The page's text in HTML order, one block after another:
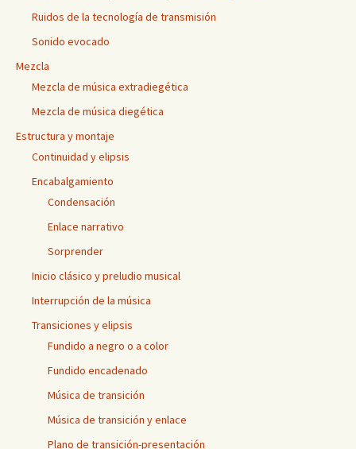
Ruidos de la tecnología de transmisión
Sonido evocado
Mezcla
Mezcla de música extradiegética
Mezcla de música diegética
Estructura y montaje
Continuidad y elipsis
Encabalgamiento
Condensación
Enlace narrativo
Sorprender
Inicio clásico y preludio musical
Interrupción de la música
Transiciones y elipsis
Fundido a negro o a color
Fundido encadenado
Música de transición
Música de transición y enlace
Plano de transición-presentación